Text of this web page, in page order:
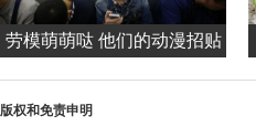
劳模萌萌哒 他们的动漫招贴
版权和免责申明